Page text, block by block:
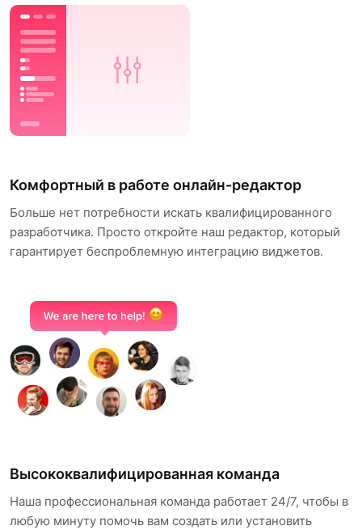
Комфортный в работе онлайн-редактор
Больше нет потребности искать квалифицированного
разработчика. Просто откройте наш редактор, который
гарантирует беспроблемную интеграцию виджетов.
Высококвалифицированная команда
Наша профессиональная команда работает 24/7, чтобы в
любую минуту помочь вам создать или установить